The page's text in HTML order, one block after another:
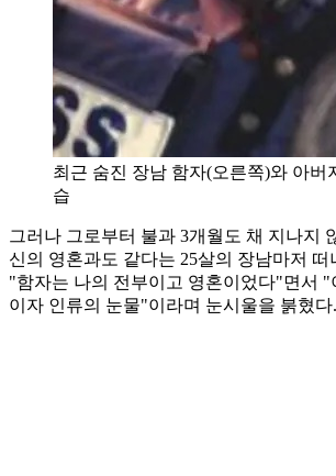
최근 숨진 장남 함자(오른쪽)와 아버
습
그러나 그로부터 불과 3개월도 채 지나지
신의 영혼과도 같다는 25살의 장남마저 떠
"함자는 나의 전부이고 영혼이었다"면서 "
이자 인류의 눈물"이라며 눈시울을 붉혔다.